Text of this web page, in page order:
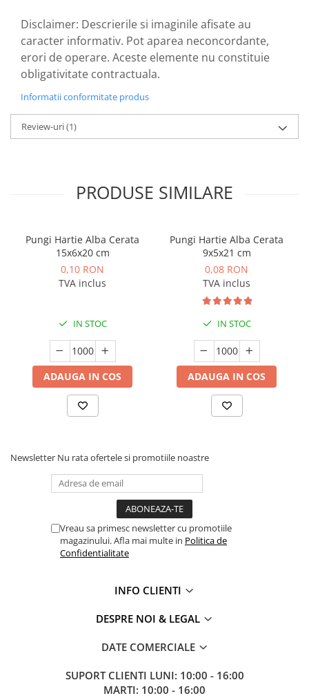
Disclaimer: Descrierile si imaginile afisate au
caracter informativ. Pot aparea neconcordante,
erori de operare. Aceste elemente nu constituie
obligativitate contractuala.
Informatii conformitate produs
Review-uri(1)
PRODUSE SIMILARE
Pungi Hartie Alba Cerata
15x6x20 cm
0,10 RON
TVA inclus
IN STOC
ADAUGA IN COS
Pungi Hartie Alba Cerata
9x5x21 cm
0,08 RON
TVA inclus
IN STOC
ADAUGA IN COS
Newsletter Nu rata ofertele si promotiile noastre
Vreau sa primesc newsletter cu promotiile
magazinului. Afla mai multe in Politica de
Confidentialitate
INFO CLIENTI
DESPRE NOI & LEGAL
DATE COMERCIALE
SUPORT CLIENTI LUNI: 10:00 - 16:00
MARTI: 10:00 - 16:00